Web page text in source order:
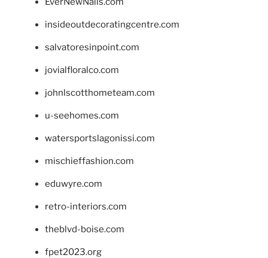
insideoutdecoratingcentre.com
salvatoresinpoint.com
jovialfloralco.com
johnlscotthometeam.com
u-seehomes.com
watersportslagonissi.com
mischieffashion.com
eduwyre.com
retro-interiors.com
theblvd-boise.com
fpet2023.org